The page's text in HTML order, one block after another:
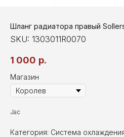
Шланг радиатора правый
SKU: 1303011R0070
1 000 р.
Магазин
Jac
Категория: Система